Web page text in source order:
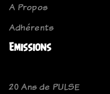
A Propos
Adhérents
Emissions
20 Ans de PULSE